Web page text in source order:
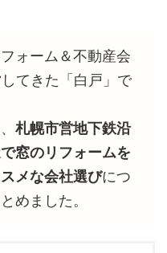
ォーム＆不動産会
てきた「白戸」で
札幌市営地下鉄沿
窓のリフォームを
メな会社選びにつ
めました。